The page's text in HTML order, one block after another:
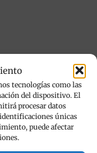
tecnologías como las
del dispositivo. El
procesar datos
únicas
puede afectar